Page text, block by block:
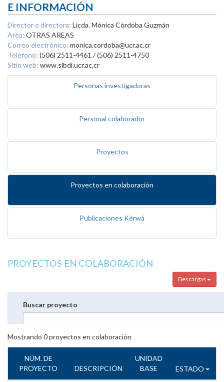
E INFORMACIÓN
Director o directora: Licda. Mónica Córdoba Guzmán
Área: OTRAS AREAS
Correo electrónico: monica.cordoba@ucr.ac.cr
Teléfono: (506) 2511-4461 / (506) 2511-4750
Sitio web: www.sibdi.ucr.ac.cr
Personas investigadoras
Personal colaborador
Proyectos
Proyectos en colaboración
Publicaciones Kérwá
PROYECTOS EN COLABORACIÓN
Descargas
Buscar proyecto
Mostrando 0proyectos en colaboración
NÚM. DE
PROYECTO
DESCRIPCIÓN
UNIDAD
BASE
ESTADO